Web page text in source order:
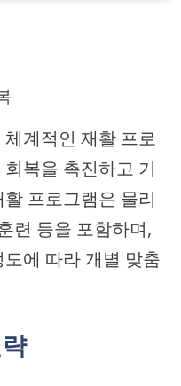
계적인 재활 프로
복을 촉진하고 기
프로그램은 물리
련 등을 포함하며,
에 따라 개별 맞춤